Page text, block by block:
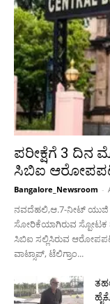
ಪರೀಕ್ಷೆಗೆ 3 ದಿನ
ಸಿಬಿಐ
Bangalore_Newsroom -
ನವದೆಹಲಿ,ಆ.7-ನೀಟ್ ಯುಜಿ
ಸೋರಿಕೆಯಾಗಿರುವ ಸ್ಪೋಟಕ
ಸಿಬಿಐ ಸಲ್ಲಿಸಿರುವ
ವಾಟ್ಸಾಪ್, ಟೆಲಿಗ್ರಾಂ...